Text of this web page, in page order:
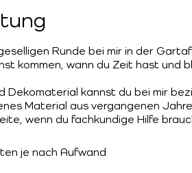
Runde bei mir in der
kommen, wann du Zeit hast und
Dekomaterial kannst du bei mir
Material aus vergangenen
wenn du fachkundige Hilfe
je nach Aufwand